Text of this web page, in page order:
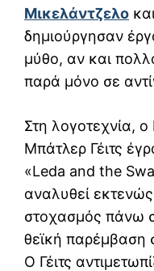
Μικελάντζελο
δημιούργησαν
μύθο, αν και
παρά μόνο σε
Στη λογοτεχνία, ο
Μπάτλερ Γέιτς
«Leda and the
αναλυθεί
στοχασμός πάνω
θεϊκή παρέμβαση
Ο Γέιτς